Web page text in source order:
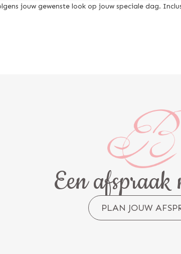
jouw gewenste look op jouw speciale dag.
Een afspraak
PLAN JOUW